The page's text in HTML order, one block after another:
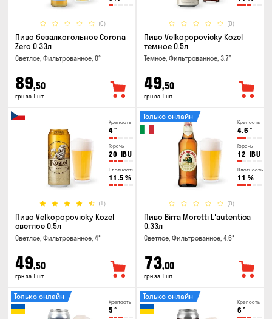
(0)
Пиво безалкогольное Corona
Zero 0.33л
Светлое, Фильтрованное, 0°
89,50
грн за 1 шт
(0)
Пиво Velkopopovicky Kozel
темное 0.5л
Темное, Фильтрованное, 3.7°
49,50
грн за 1 шт
Крепость
4°
Горечь
20 IBU
Плотность
11.5 %
(1)
Пиво Velkopopovicky Kozel
светлое 0.5л
Светлое, Фильтрованное, 4°
49,50
грн за 1 шт
Крепость
4.6 °
Горечь
12 IBU
Плотность
11 %
(0)
Только онлайн
Пиво Birra Moretti L'autentica
0.33л
Светлое, Фильтрованное, 4.6°
73,00
грн за 1 шт
Крепость
5 °
Только онлайн
Крепость
6 °
Только онлайн